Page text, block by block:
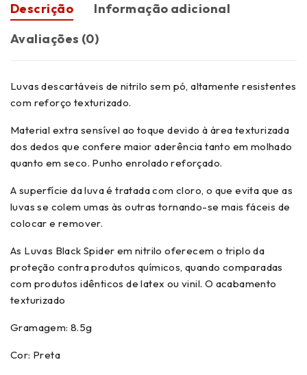
Descrição
Informação adicional
Avaliações (0)
Luvas descartáveis de nitrilo sem pó, altamente resistentes
com reforço texturizado.
Material extra sensível ao toque devido à área texturizada
dos dedos que confere maior aderência tanto em molhado
quanto em seco. Punho enrolado reforçado.
A superfície da luva é tratada com cloro, o que evita que as
luvas se colem umas às outras tornando-se mais fáceis de
colocar e remover.
As Luvas Black Spider em nitrilo oferecem o triplo da
proteção contra produtos químicos, quando comparadas
com produtos idênticos de latex ou vinil. O acabamento
texturizado
Gramagem: 8.5g
Cor: Preta